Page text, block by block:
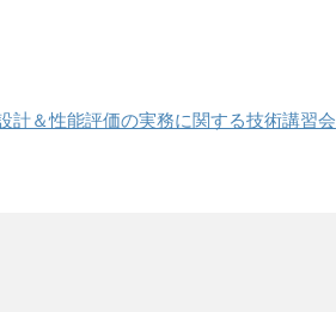
計＆性能評価の実務に関する技術講習会